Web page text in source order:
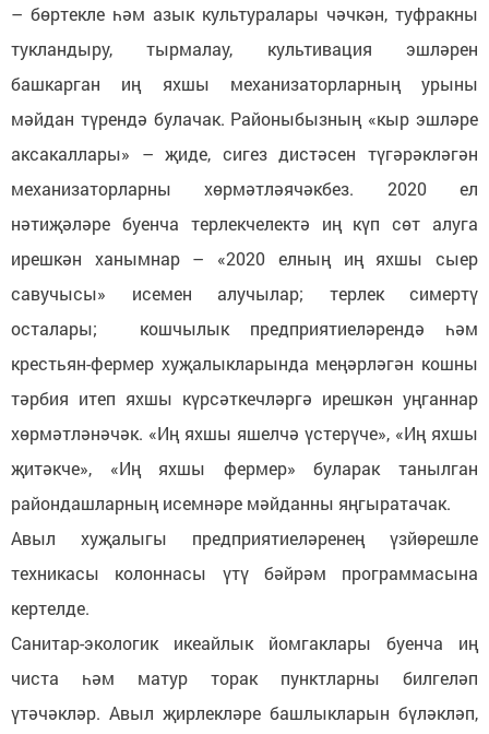
– бөртекле һәм азык культуралары чәчкән, туфракны
тукландыру, тырмалау, культивация эшләрен
башкарган иң яхшы механизаторларның урыны
мәйдан түрендә булачак. Районыбызның «кыр эшләре
аксакаллары» – җиде, сигез дистәсен түгәрәкләгән
механизаторларны хөрмәтләячәкбез. 2020 ел
нәтиҗәләре буенча терлекчелектә иң күп сөт алуга
ирешкән ханымнар – «2020 елның иң яхшы сыер
савучысы» исемен алучылар; терлек симертү
осталары; кошчылык предприятиеләрендә һәм
крестьян-фермер хуҗалыкларында меңәрләгән кошны
тәрбия итеп яхшы күрсәткечләргә ирешкән уңганнар
хөрмәтләнәчәк. «Иң яхшы яшелчә үстерүче», «Иң яхшы
җитәкче», «Иң яхшы фермер» буларак танылган
райондашларның исемнәре мәйданны яңгыратачак.
Авыл хуҗалыгы предприятиеләренең үзйөрешле
техникасы колоннасы үтү бәйрәм программасына
кертелде.
Санитар-экологик икеайлык йомгаклары буенча иң
чиста һәм матур торак пунктларны билгеләп
үтәчәкләр. Авыл җирлекләре башлыкларын бүләкләп,